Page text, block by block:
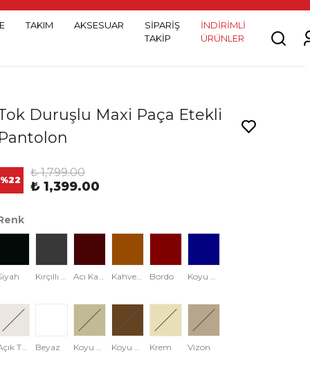
TAKIM AKSESUAR
SİPARİŞ
TAKİP
İNDİRİMLİ
ÜRÜNLER
Duruşlu Maxi Paça Etekli
Pantolon
%22
₺ 1,799.00
₺ 1,399.00
Kırçıllı Siyah Acı Kahve Kahverengi Bordo Koyu Lacivert
Açık Taş Rengi Beyaz Koyu Krem Koyu Kahve Krem Vizon